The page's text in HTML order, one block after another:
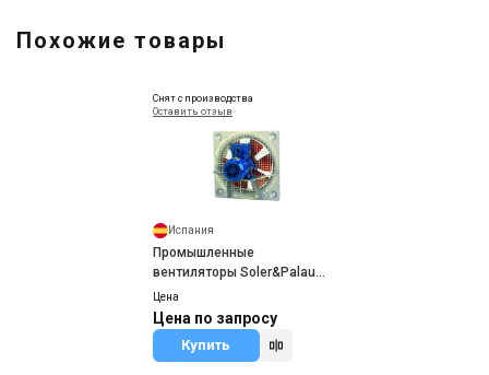
Похожие товары
Снят с производства
Оставить отзыв
Испания
Промышленные
вентиляторы Soler&Palau
HDB
Цена
Цена по запросу
Купить